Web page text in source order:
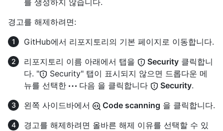
를 생성하지 않습니다.
경고를 해제하려면:
GitHub에서 리포지토리의 기본 페이지로 이동합니다.
리포지토리 이름 아래에서 탭을
Security 클릭합니
다. "
Security" 탭이 표시되지 않으면 드롭다운 메
뉴를 선택한
다음 을 클릭합니다 Security.
왼쪽 사이드바에서
Code scanning 을 클릭합니다.
경고를 해제하려면 올바른 해제 이유를 선택할 수 있